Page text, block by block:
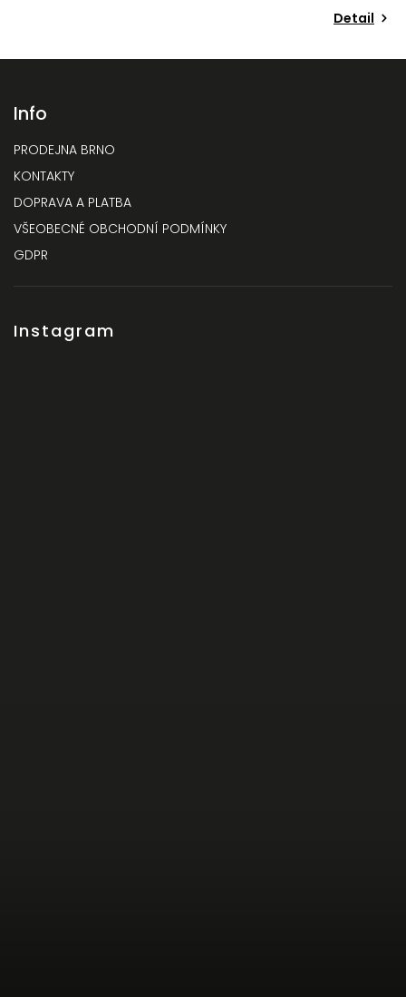
Detail
Info
PRODEJNA BRNO
KONTAKTY
DOPRAVA A PLATBA
VŠEOBECNÉ OBCHODNÍ PODMÍNKY
GDPR
Instagram